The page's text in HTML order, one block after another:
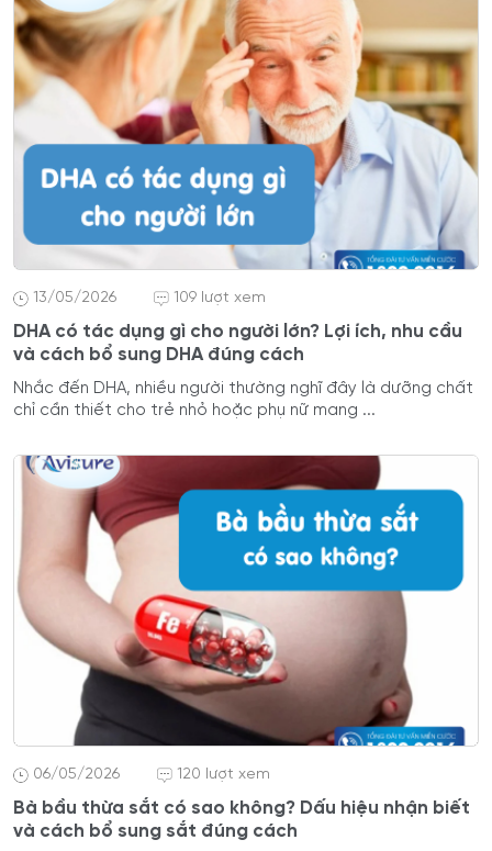
13/05/2026 109 lượt xem
DHA có tác dụng gì cho người lớn? Lợi ích, nhu cầu
và cách bổ sung DHA đúng cách
Nhắc đến DHA, nhiều người thường nghĩ đây là dưỡng chất
chỉ cần thiết cho trẻ nhỏ hoặc phụ nữ mang ...
06/05/2026 120 lượt xem
Bà bầu thừa sắt có sao không? Dấu hiệu nhận biết
và cách bổ sung sắt đúng cách